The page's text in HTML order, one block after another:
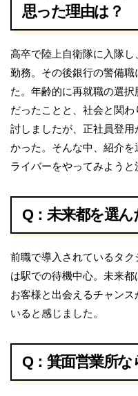
思った理由は？
高卒で陸上自衛隊に入隊
勤務。その後銀行の警備
た。年齢的に再就職の選
だったことと、社会と関
討しましたが、正社員登
かった。そんな中、紹介
ライバーをやってみようと
Q：未来都を選ん
前職で導入されているタ
は駅での待機中心。未来都
お客様と出会えるチャン
いると感じました。
Q：箕面営業所